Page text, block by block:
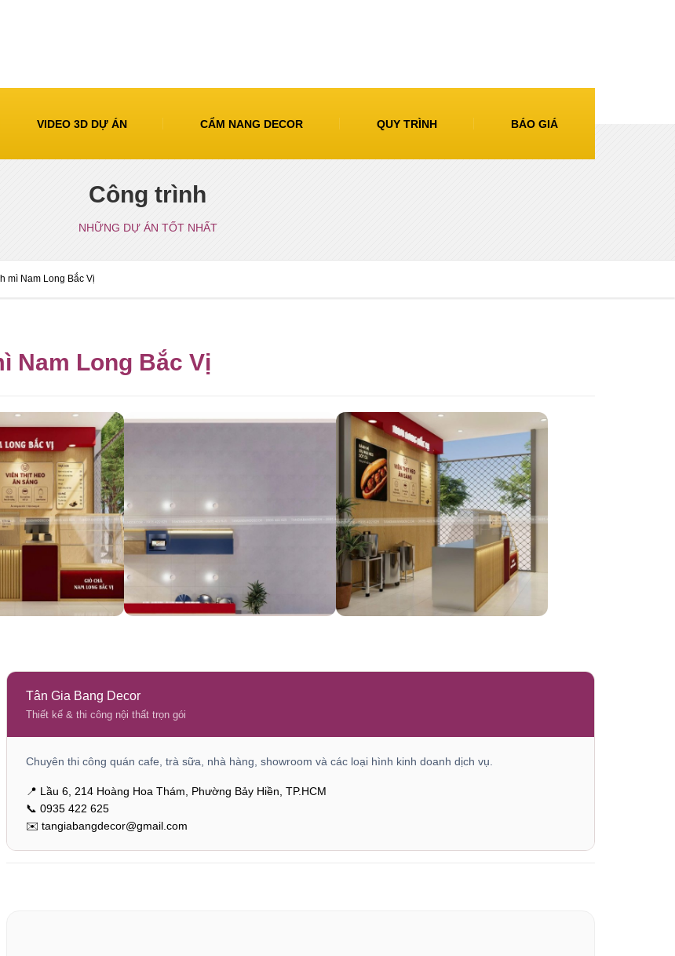
VIDEO 3D DỰ ÁN CẨM NANG DECOR QUY TRÌNH BÁO GIÁ
Công trình
NHỮNG DỰ ÁN TỐT NHẤT
mì Nam Long Bắc Vị
Nam Long Bắc Vị
Tân Gia Bang Decor
Thiết kế & thi công nội thất trọn gói
Chuyên thi công quán cafe, trà sữa, nhà hàng, showroom và các loại hình kinh doanh dịch vụ.
📍 Lầu 6, 214 Hoàng Hoa Thám, Phường Bảy Hiền, TP.HCM
📞 0935 422 625
✉️ tangiabangdecor@gmail.com